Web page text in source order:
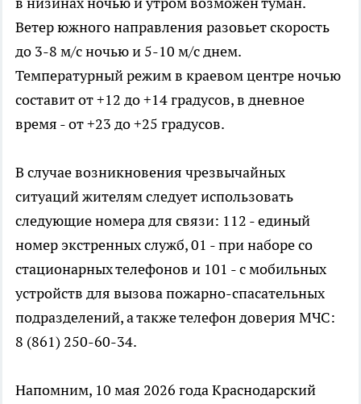
Ветер южного направления разовьет скорость
до 3-8 м/с ночью и 5-10 м/с днем.
Температурный режим в краевом центре ночью
составит от +12 до +14 градусов, в дневное
время - от +23 до +25 градусов.
В случае возникновения чрезвычайных
ситуаций жителям следует использовать
следующие номера для связи: 112 - единый
номер экстренных служб, 01 - при наборе со
стационарных телефонов и 101 - с мобильных
устройств для вызова пожарно-спасательных
подразделений, а также телефон доверия МЧС:
8 (861) 250-60-34.
Напомним, 10 мая 2026 года Краснодарский